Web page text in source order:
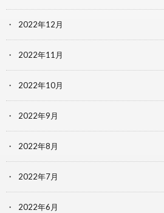
2022年12月
2022年11月
2022年10月
2022年9月
2022年8月
2022年7月
2022年6月